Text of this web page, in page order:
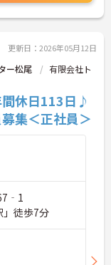
更新日：2026年05月12日
ー松尾
有限会社ト
間休日113日♪
集＜正社員＞
」徒歩7分